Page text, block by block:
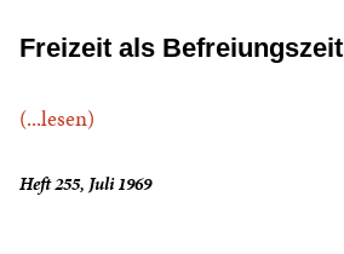
Freizeit als Befreiungszeit
(...lesen)
Heft 255, Juli 1969